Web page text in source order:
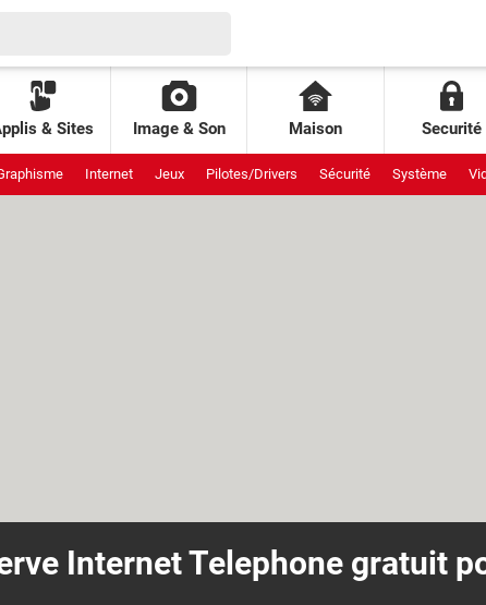
& Sites Image & Son Maison Securité
Internet Jeux Pilotes/Drivers Sécurité Système
Internet Telephone gratuit